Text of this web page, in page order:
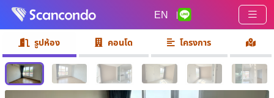
EN |
รูปห้อง คอนโด โครงการ